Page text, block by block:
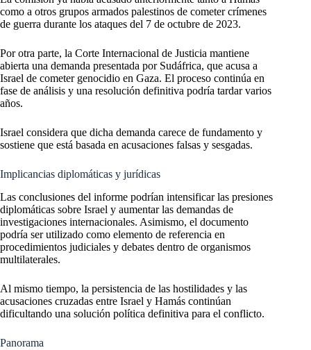
como a otros grupos armados palestinos de cometer crímenes
de guerra durante los ataques del 7 de octubre de 2023.
Por otra parte, la Corte Internacional de Justicia mantiene
abierta una demanda presentada por Sudáfrica, que acusa a
Israel de cometer genocidio en Gaza. El proceso continúa en
fase de análisis y una resolución definitiva podría tardar varios
años.
Israel considera que dicha demanda carece de fundamento y
sostiene que está basada en acusaciones falsas y sesgadas.
Implicancias diplomáticas y jurídicas
Las conclusiones del informe podrían intensificar las presiones
diplomáticas sobre Israel y aumentar las demandas de
investigaciones internacionales. Asimismo, el documento
podría ser utilizado como elemento de referencia en
procedimientos judiciales y debates dentro de organismos
multilaterales.
Al mismo tiempo, la persistencia de las hostilidades y las
acusaciones cruzadas entre Israel y Hamás continúan
dificultando una solución política definitiva para el conflicto.
Panorama